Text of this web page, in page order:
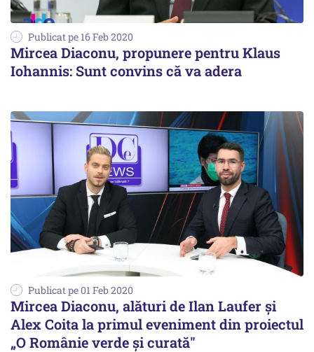
Publicat pe 16 Feb 2020
Mircea Diaconu, propunere pentru Klaus
Iohannis: Sunt convins că va adera
Publicat pe 01 Feb 2020
Mircea Diaconu, alături de Ilan Laufer și
Alex Coita la primul eveniment din proiectul
„O Românie verde și curată"